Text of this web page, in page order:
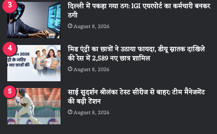
दिल्ली में पकड़ा गया ठग: IGI एयरपोर्ट का कर्मचारी बनकर
ठगी
August 8, 2026
मिड एंट्री का छात्रों ने उठाया फायदा, डीयू स्नातक दाखिले
की रेस में 2,589 नए छात्र शामिल
August 8, 2026
साई सुदर्शन श्रीलंका टेस्ट सीरीज से बाहर: टीम मैनेजमेंट
की बढ़ी टेंशन
August 8, 2026